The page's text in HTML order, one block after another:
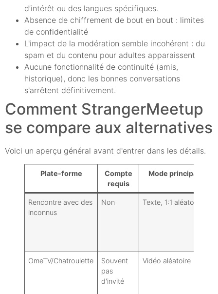
d’intérêt ou des langues spécifiques.
Absence de chiffrement de bout en bout : limites
de confidentialité
L'impact de la modération semble incohérent : du
spam et du contenu pour adultes apparaissent
Aucune fonctionnalité de continuité (amis,
historique), donc les bonnes conversations
s'arrêtent définitivement.
Comment StrangerMeetup
se compare aux alternatives
Voici un aperçu général avant d'entrer dans les détails.
Plate-forme
Compte
requis
Mode principal
Rencontre avec des
inconnus
Non Texte, 1:1 aléatoire
OmeTV/Chatroulette
Souvent
pas
d'invité
Vidéo aléatoire